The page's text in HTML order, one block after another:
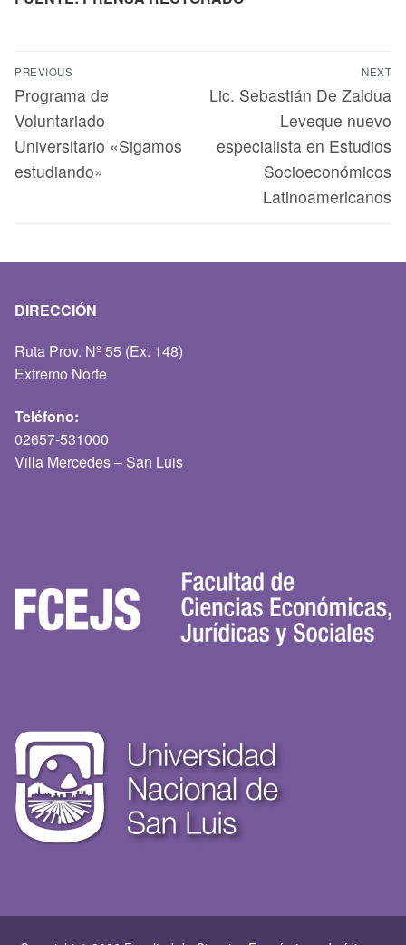
PREVIOUS
Programa de
Voluntariado
Universitario «Sigamos
estudiando»
NEXT
Lic. Sebastián De Zaldua
Leveque nuevo
especialista en Estudios
Socioeconómicos
Latinoamericanos
DIRECCIÓN
Ruta Prov. Nº 55 (Ex. 148)
Extremo Norte
Teléfono:
02657-531000
Villa Mercedes – San Luis